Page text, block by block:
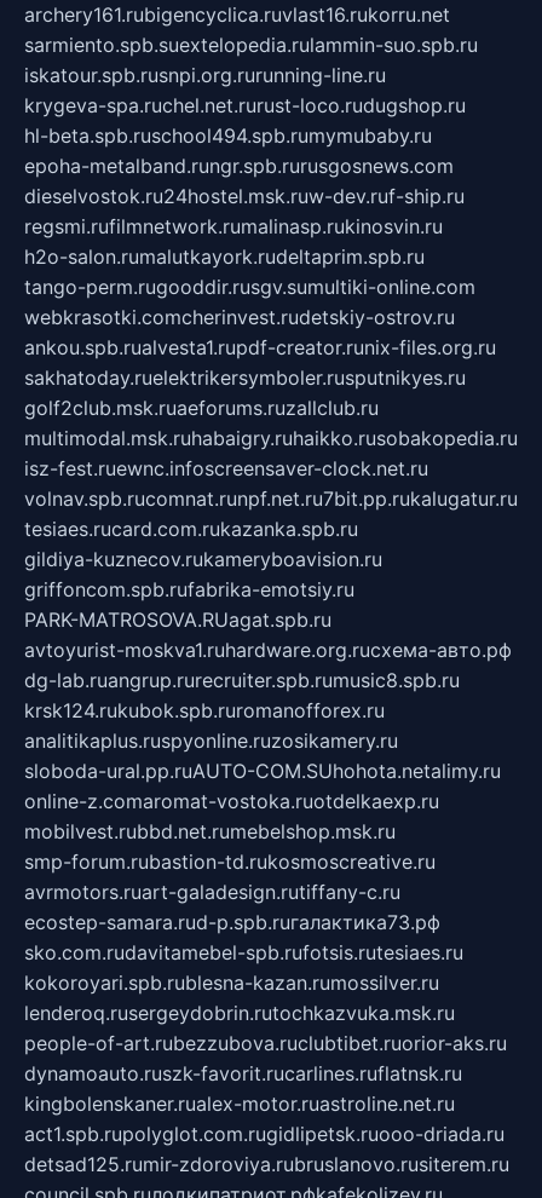
archery161.rubigencyclica.ruvlast16.rukorru.net
sarmiento.spb.suextelopedia.rulammin-suo.spb.ru
iskatour.spb.rusnpi.org.rurunning-line.ru
krygeva-spa.ruchel.net.rurust-loco.rudugshop.ru
hl-beta.spb.ruschool494.spb.rumymubaby.ru
epoha-metalband.rungr.spb.rurusgosnews.com
dieselvostok.ru24hostel.msk.ruw-dev.ruf-ship.ru
regsmi.rufilmnetwork.rumalinasp.rukinosvin.ru
h2o-salon.rumalutkayork.rudeltaprim.spb.ru
tango-perm.rugooddir.rusgv.sumultiki-online.com
webkrasotki.comcherinvest.rudetskiy-ostrov.ru
ankou.spb.rualvesta1.rupdf-creator.runix-files.org.ru
sakhatoday.ruelektrikersymboler.rusputnikyes.ru
golf2club.msk.ruaeforums.ruzallclub.ru
multimodal.msk.ruhabaigry.ruhaikko.rusobakopedia.ru
isz-fest.ruewnc.infoscreensaver-clock.net.ru
volnav.spb.rucomnat.runpf.net.ru7bit.pp.rukalugatur.ru
tesiaes.rucard.com.rukazanka.spb.ru
gildiya-kuznecov.rukameryboavision.ru
griffoncom.spb.rufabrika-emotsiy.ru
PARK-MATROSOVA.RUagat.spb.ru
avtoyurist-moskva1.ruhardware.org.ruсхема-авто.рф
dg-lab.ruangrup.rurecruiter.spb.rumusic8.spb.ru
krsk124.rukubok.spb.ruromanofforex.ru
analitikaplus.ruspyonline.ruzosikamery.ru
sloboda-ural.pp.ruAUTO-COM.SUhohota.netalimy.ru
online-z.comaromat-vostoka.ruotdelkaexp.ru
mobilvest.rubbd.net.rumebelshop.msk.ru
smp-forum.rubastion-td.rukosmoscreative.ru
avrmotors.ruart-galadesign.rutiffany-c.ru
ecostep-samara.rud-p.spb.ruгалактика73.рф
sko.com.rudavitamebel-spb.rufotsis.rutesiaes.ru
kokoroyari.spb.rublesna-kazan.rumossilver.ru
lenderoq.rusergeydobrin.rutochkazvuka.msk.ru
people-of-art.rubezzubova.ruclubtibet.ruorior-aks.ru
dynamoauto.ruszk-favorit.rucarlines.ruflatnsk.ru
kingbolenskaner.rualex-motor.ruastroline.net.ru
act1.spb.rupolyglot.com.rugidlipetsk.ruooo-driada.ru
detsad125.rumir-zdoroviya.rubruslanovo.rusiterem.ru